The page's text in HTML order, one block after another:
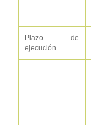
Plazo de
ejecución